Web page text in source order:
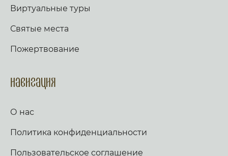
Виртуальные туры
Святые места
Пожертвование
Навигация
О нас
Политика конфиденциальности
Пользовательское соглашение